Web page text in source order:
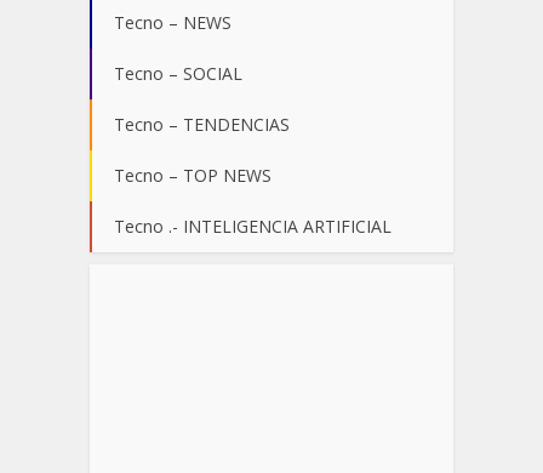
Tecno – NEWS
Tecno – SOCIAL
Tecno – TENDENCIAS
Tecno – TOP NEWS
Tecno .- INTELIGENCIA ARTIFICIAL